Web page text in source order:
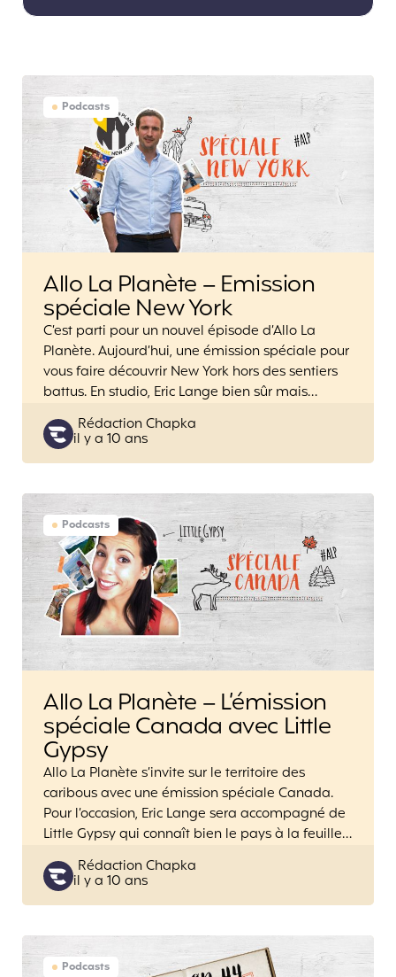
Podcasts
Allo La Planète – Emission
spéciale New York
C’est parti pour un nouvel épisode d’Allo La
Planète. Aujourd’hui, une émission spéciale pour
vous faire découvrir New York hors des sentiers
battus. En studio, Eric Lange bien sûr mais…
Posted
by
Rédaction Chapka
il y a 10 ans
Podcasts
Allo La Planète – L’émission
spéciale Canada avec Little
Gypsy
Allo La Planète s’invite sur le territoire des
caribous avec une émission spéciale Canada.
Pour l’occasion, Eric Lange sera accompagné de
Little Gypsy qui connaît bien le pays à la feuille…
Posted
by
Rédaction Chapka
il y a 10 ans
Podcasts